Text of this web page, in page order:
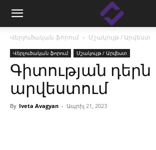
Վերլուծական ֆորում Մշակույթ / Արվեստ
Վերլուծական ֆորում Մշակույթ / Արվեստ
Գիտության դերն
արվեստում
By Iveta Avagyan - Ապրիլ 21, 2023